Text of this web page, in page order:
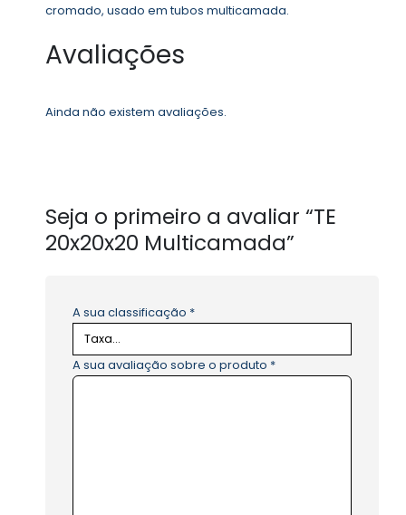
cromado, usado em tubos multicamada.
Avaliações
Ainda não existem avaliações.
Seja o primeiro a avaliar “TE
20x20x20 Multicamada”
A sua classificação *
A sua avaliação sobre o produto *